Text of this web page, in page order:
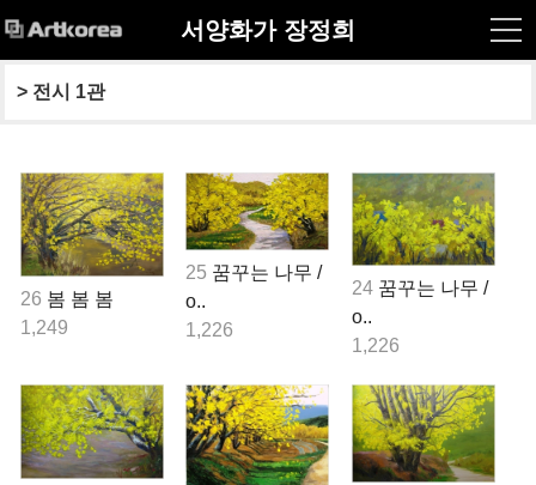
서양화가 장정희
> 전시 1관
26 봄 봄 봄
1,249
25 꿈꾸는 나무 /
o..
1,226
24 꿈꾸는 나무 /
o..
1,226